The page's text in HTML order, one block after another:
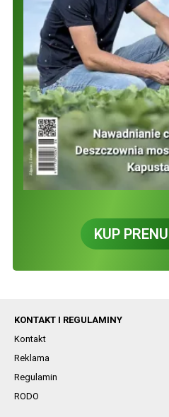
KUP
KONTAKT I REGULAMINY
Kontakt
Reklama
Regulamin
RODO